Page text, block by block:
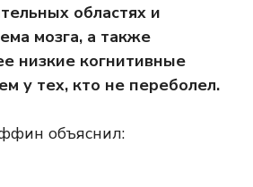
областях и
мозга, а также
низкие когнитивные
у тех, кто не переболел.
объяснил: